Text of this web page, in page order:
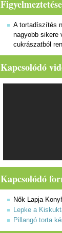
A tortadíszítés
nagyobb sikere
cukrászatból
Kapcsolódó
Kapcsolódó
Nők Lapja
Lepke a
Pillangó torta